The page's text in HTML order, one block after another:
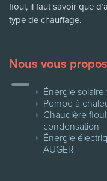
fioul, il faut savoir que
type de chauffage.
Nous vous
Énergie
Pompe à
Chaudière
condensation
Énergie
AUGER